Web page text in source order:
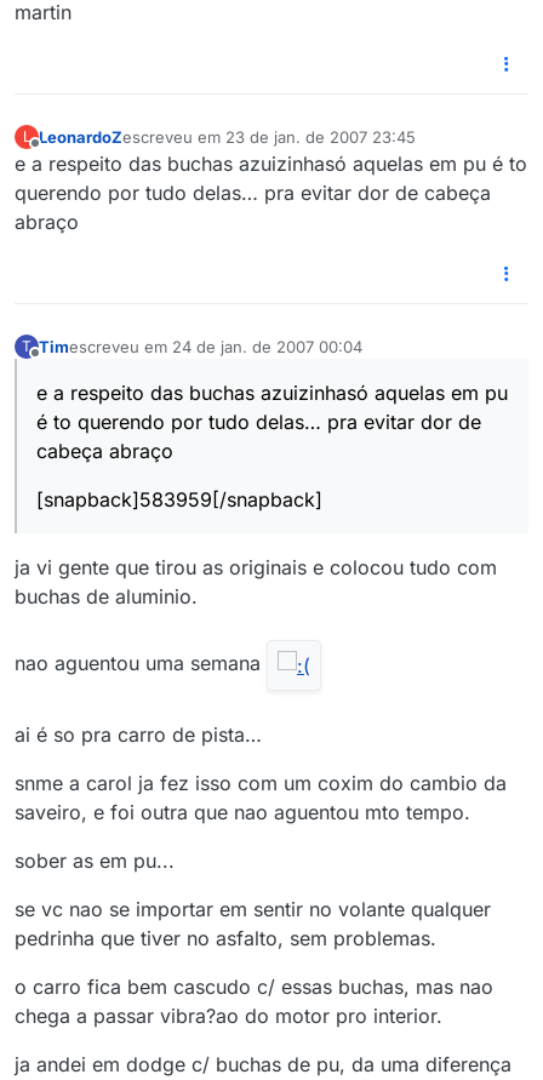
martin
L LeonardoZescreveu em 23 de jan. de 2007 23:45
última edição por
e a respeito das buchas azuizinhasó aquelas em pu é to
querendo por tudo delas… pra evitar dor de cabeça
abraço
T Timescreveu em 24 de jan. de 2007 00:04
última edição por
e a respeito das buchas azuizinhasó aquelas em pu
é to querendo por tudo delas… pra evitar dor de
cabeça abraço
[snapback]583959[/snapback]
ja vi gente que tirou as originais e colocou tudo com
buchas de aluminio.
nao aguentou uma semana
ai é so pra carro de pista…
snme a carol ja fez isso com um coxim do cambio da
saveiro, e foi outra que nao aguentou mto tempo.
sober as em pu...
se vc nao se importar em sentir no volante qualquer
pedrinha que tiver no asfalto, sem problemas.
o carro fica bem cascudo c/ essas buchas, mas nao
chega a passar vibra?ao do motor pro interior.
ja andei em dodge c/ buchas de pu, da uma diferença